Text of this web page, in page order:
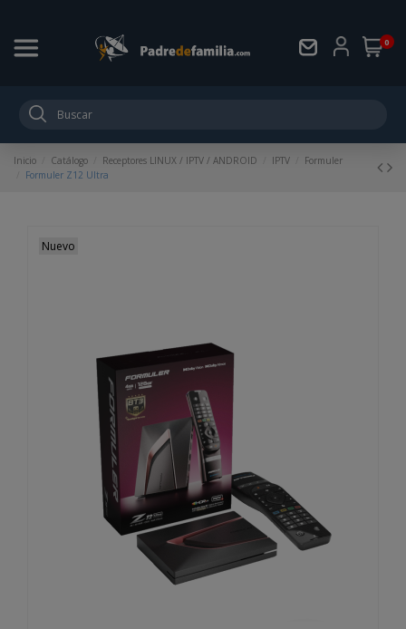
0
Inicio Catálogo Receptores LINUX / IPTV / ANDROID IPTV
Formuler
Formuler Z12 Ultra
Nuevo